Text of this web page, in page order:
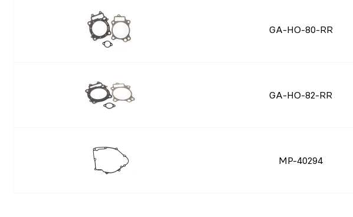
GA-HO-80-RR
GA-HO-82-RR
MP-40294